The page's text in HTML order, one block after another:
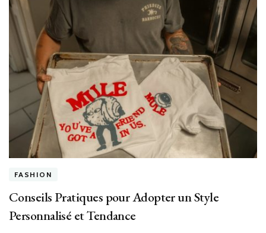
FASHION
Conseils Pratiques pour Adopter un Style
Personnalisé et Tendance